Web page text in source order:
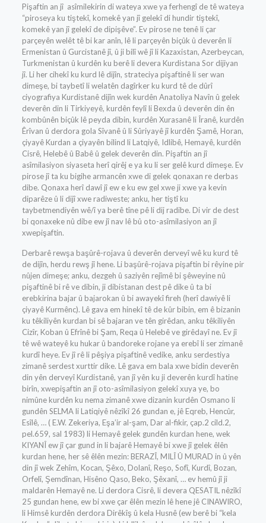
Pişaftin an jî asîmilekirin di wateya xwe ya ferhengî de tê wateya
“piroseya ku tiştekî, komekê yan jî gelekî di hundir tiştekî,
komekê yan jî gelekî de dipişêve”. Ev pirose ne tenê li çar
parçeyên welêt tê bi kar anîn, lê li parçeyên biçûk û deverên li
Ermenistan û Gurcistanê jî, û ji bilî wê jî li Kazaxistan, Azerbeycan,
Turkmenistan û kurdên ku berê li devera Kurdistana Sor dijiyan
jî. Li her cihekî ku kurd lê dijîn, strateciya pişaftinê li ser wan
dimeşe, bi taybetî li welatên dagîrker ku kurd tê de dûrî
ciyografiya Kurdistanê dijîn wek kurdên Anatoliya Navîn û gelek
deverên din li Tirkiyeyê, kurdên feylî li Bexda û deverên din ên
kombûnên biçûk lê peyda dibin, kurdên Xurasanê li Îranê, kurdên
Êrîvan û derdora gola Sîvanê û li Sûriyayê jî kurdên Şamê, Horan,
çiyayê Kurdan a çiyayên bilind li Latqiyê, Idlibê, Hemayê, kurdên
Cisrê, Helebê û Babê û gelek deverên din. Pişaftin an jî
asîmilasiyon siyaseta herî qirêj e ya ku li ser gelê kurd dimeşe. Ev
pirose jî ta ku bigihe armancên xwe di gelek qonaxan re derbas
dibe. Qonaxa herî dawî jî ew e ku ew gel xwe ji xwe ya kevin
diparêze û li dijî xwe radiweste; anku, her tiştî ku
taybetmendiyên wê/î ya berê tîne pê li dij radibe. Di vir de dest
bi qonaxeke nû dibe ew jî nav lê bû oto-asîmilasiyon an jî
xwepişaftin.
Derbarê rewşa başûrê-rojava û deverên derveyî wê ku kurd tê
de dijîn, herdu rewş jî hene. Li başûrê-rojava pişaftin bi rêyine pir
nûjen dimeşe; anku, dezgeh û saziyên rejîmê bi şêweyine nû
pişaftinê bi rê ve dibin, ji dibistanan dest pê dike û ta bi
erebkirina bajar û bajarokan û bi awayekî fireh (herî dawiyê li
çiyayê Kurmênc). Lê gava em hinekî tê de kûr bibin, em ê bizanin
ku têkiliyên kurdan bi sê bajaran ve tên girêdan, anku têkiliyên
Cizîr, Koban û Efrînê bi Şam, Reqa û Helebê ve girêdayî ne. Ev jî
tê wê wateyê ku hukar û bandoreke rojane ya erebî li ser zimanê
kurdî heye. Ev jî rê li pêşiya pişaftinê vedike, anku serdestiya
zimanê serdest xurttir dike. Lê gava em bala xwe bidin deverên
din yên derveyî Kurdistanê, yan jî yên ku ji deverên kurdî hatine
birîn, xwepişaftin an jî oto-asîmilasiyon gelekî xuya ye, bo
nimûne kurdên ku nema zimanê xwe dizanin kurdên Osmano li
gundên SELMA li Latiqiyê nêzîkî 26 gundan e, jê Eqreb, Hencûr,
Esîlê, … ( E.W. Zekeriya, Eşa’ir al-şam, Dar al-fikir, çap.2 cild.2,
pel.659, sal 1983) li Hemayê gelek gundên kurdan hene, wek
KIYANÎ ew jî çar gund in li bajarê Hemayê bi xwe jî gelek êlên
kurdan hene, her sê êlên mezin: BERAZÎ, MILÎ Û MURAD in û yên
din jî wek Zehîm, Kocan, Şêxo, Dolanî, Reşo, Sofî, Kurdî, Bozan,
Orfelî, Şemdînan, Hisêno Qaso, Beko, Şêxanî, … ev hemû jî ji
maldarên Hemayê ne. Li derdora Cisrê, li devera QESATIL nêzîkî
25 gundan hene, ew bi xwe çar êlên mezin lê hene jê CINAWIRO,
li Himsê kurdên derdora Dirêkîş û kela Husnê (ew berê bi “kela